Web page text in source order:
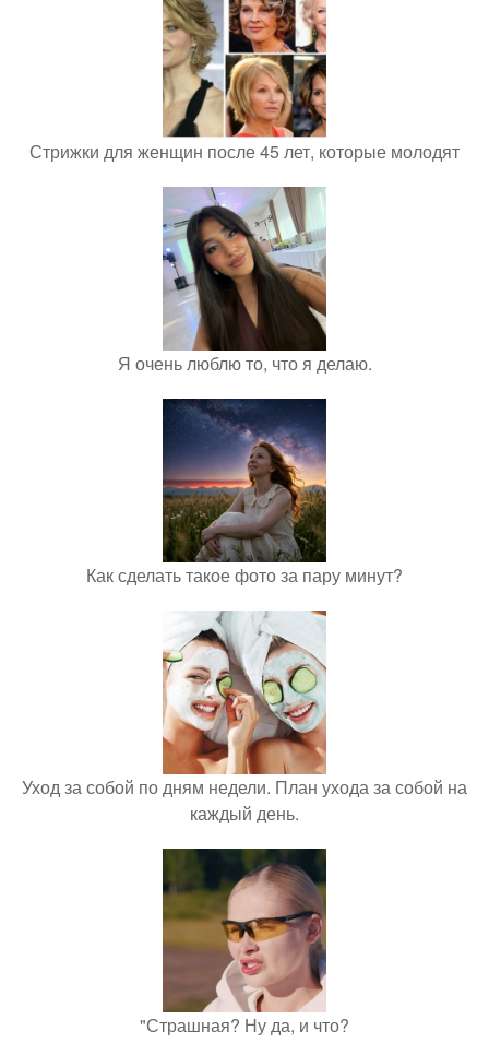
Стрижки для женщин после 45 лет, которые молодят
Я очень люблю то, что я делаю.
Как сделать такое фото за пару минут?
Уход за собой по дням недели. План ухода за собой на
каждый день.
"Страшная? Ну да, и что?